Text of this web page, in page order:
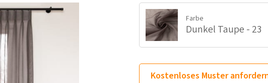
Farbe
Dunkel Taupe - 23
Kostenloses Muster